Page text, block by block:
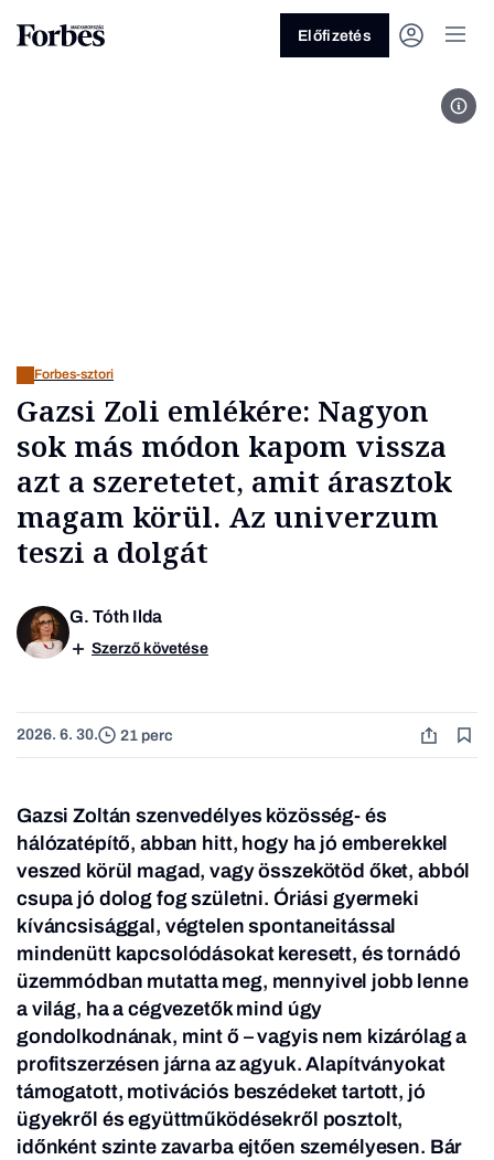
Üzlet
Előfizetés
Forbes-sztori
Gazsi Zoli emlékére: Nagyon
sok más módon kapom vissza
azt a szeretetet, amit árasztok
magam körül. Az univerzum
teszi a dolgát
G. Tóth Ilda
Szerző követése
2026. 6. 30. 21 perc
Gazsi Zoltán szenvedélyes közösség- és
hálózatépítő, abban hitt, hogy ha jó emberekkel
veszed körül magad, vagy összekötöd őket, abból
csupa jó dolog fog születni. Óriási gyermeki
kíváncsisággal, végtelen spontaneitással
mindenütt kapcsolódásokat keresett, és tornádó
üzemmódban mutatta meg, mennyivel jobb lenne
a világ, ha a cégvezetők mind úgy
gondolkodnának, mint ő – vagyis nem kizárólag a
profitszerzésen járna az agyuk. Alapítványokat
támogatott, motivációs beszédeket tartott, jó
ügyekről és együttműködésekről posztolt,
időnként szinte zavarba ejtően személyesen. Bár